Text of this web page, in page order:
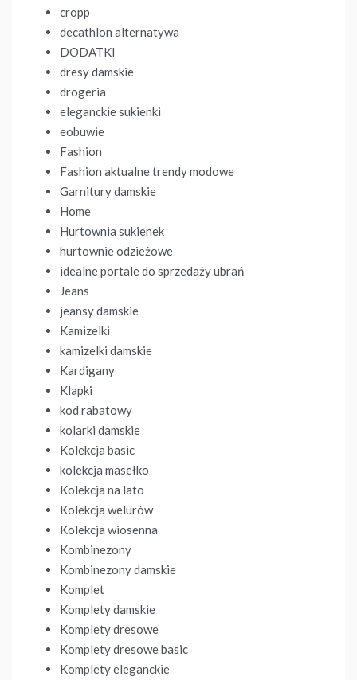
cropp
decathlon alternatywa
DODATKI
dresy damskie
drogeria
eleganckie sukienki
eobuwie
Fashion
Fashion aktualne trendy modowe
Garnitury damskie
Home
Hurtownia sukienek
hurtownie odzieżowe
idealne portale do sprzedaży ubrań
Jeans
jeansy damskie
Kamizelki
kamizelki damskie
Kardigany
Klapki
kod rabatowy
kolarki damskie
Kolekcja basic
kolekcja masełko
Kolekcja na lato
Kolekcja welurów
Kolekcja wiosenna
Kombinezony
Kombinezony damskie
Komplet
Komplety damskie
Komplety dresowe
Komplety dresowe basic
Komplety eleganckie